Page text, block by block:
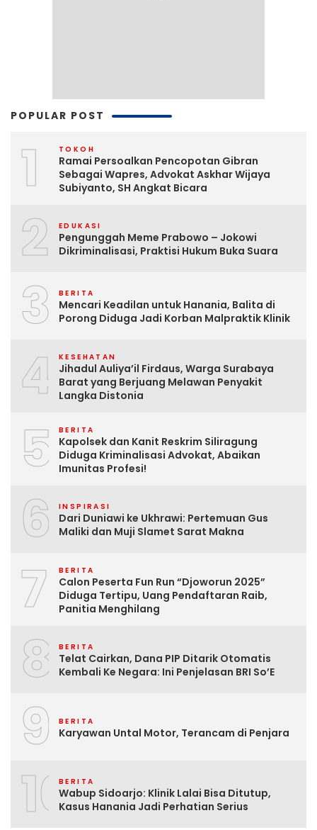
POPULAR POST
1 TOKOH
Ramai Persoalkan Pencopotan Gibran
Sebagai Wapres, Advokat Askhar Wijaya
Subiyanto, SH Angkat Bicara
2 EDUKASI
Pengunggah Meme Prabowo – Jokowi
Dikriminalisasi, Praktisi Hukum Buka Suara
3 BERITA
Mencari Keadilan untuk Hanania, Balita di
Porong Diduga Jadi Korban Malpraktik Klinik
4 KESEHATAN
Jihadul Auliya’il Firdaus, Warga Surabaya
Barat yang Berjuang Melawan Penyakit
Langka Distonia
5 BERITA
Kapolsek dan Kanit Reskrim Siliragung
Diduga Kriminalisasi Advokat, Abaikan
Imunitas Profesi!
6 INSPIRASI
Dari Duniawi ke Ukhrawi: Pertemuan Gus
Maliki dan Muji Slamet Sarat Makna
7 BERITA
Calon Peserta Fun Run “Djoworun 2025”
Diduga Tertipu, Uang Pendaftaran Raib,
Panitia Menghilang
8 BERITA
Telat Cairkan, Dana PIP Ditarik Otomatis
Kembali Ke Negara: Ini Penjelasan BRI So’E
9 BERITA
Karyawan Untal Motor, Terancam di Penjara
10BERITA
Wabup Sidoarjo: Klinik Lalai Bisa Ditutup,
Kasus Hanania Jadi Perhatian Serius